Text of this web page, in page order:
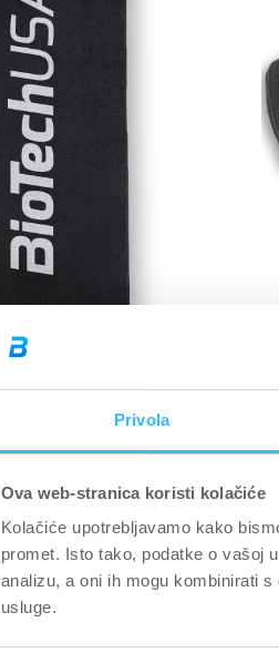
Privola
Ova web-stranica koristi kolačiće
Kolačiće upotrebljavamo kako
promet. Isto tako, podatke o vašoj
analizu, a oni ih mogu kombinirati
usluge.